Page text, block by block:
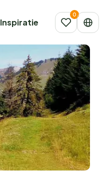
Inspiratie